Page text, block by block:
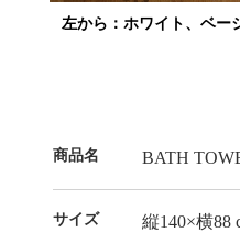
左から：ホワイト、ベー
商品名 BATH
サイズ 縦140×横88